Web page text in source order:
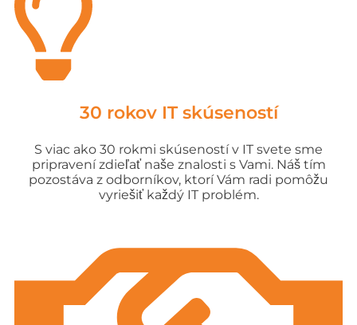
30 rokov IT skúseností
S viac ako 30 rokmi skúseností v IT svete sme
pripravení zdieľať naše znalosti s Vami. Náš tím
pozostáva z odborníkov, ktorí Vám radi pomôžu
vyriešiť každý IT problém.